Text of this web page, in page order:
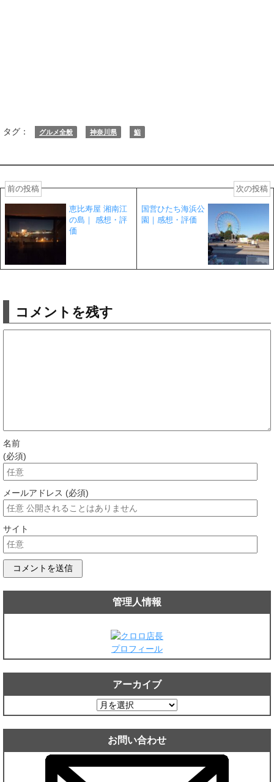
タグ： グルメ全般 神奈川県 鮨
前の投稿
恵比寿屋 湘南江
の島｜ 感想・評
価
次の投稿
国営ひたち海浜公
園｜感想・評価
コメントを残す
名前
(必須)
メールアドレス (必須)
サイト
管理人情報
プロフィール
アーカイブ
ア
ー
カ
ブ
お問い合わせ